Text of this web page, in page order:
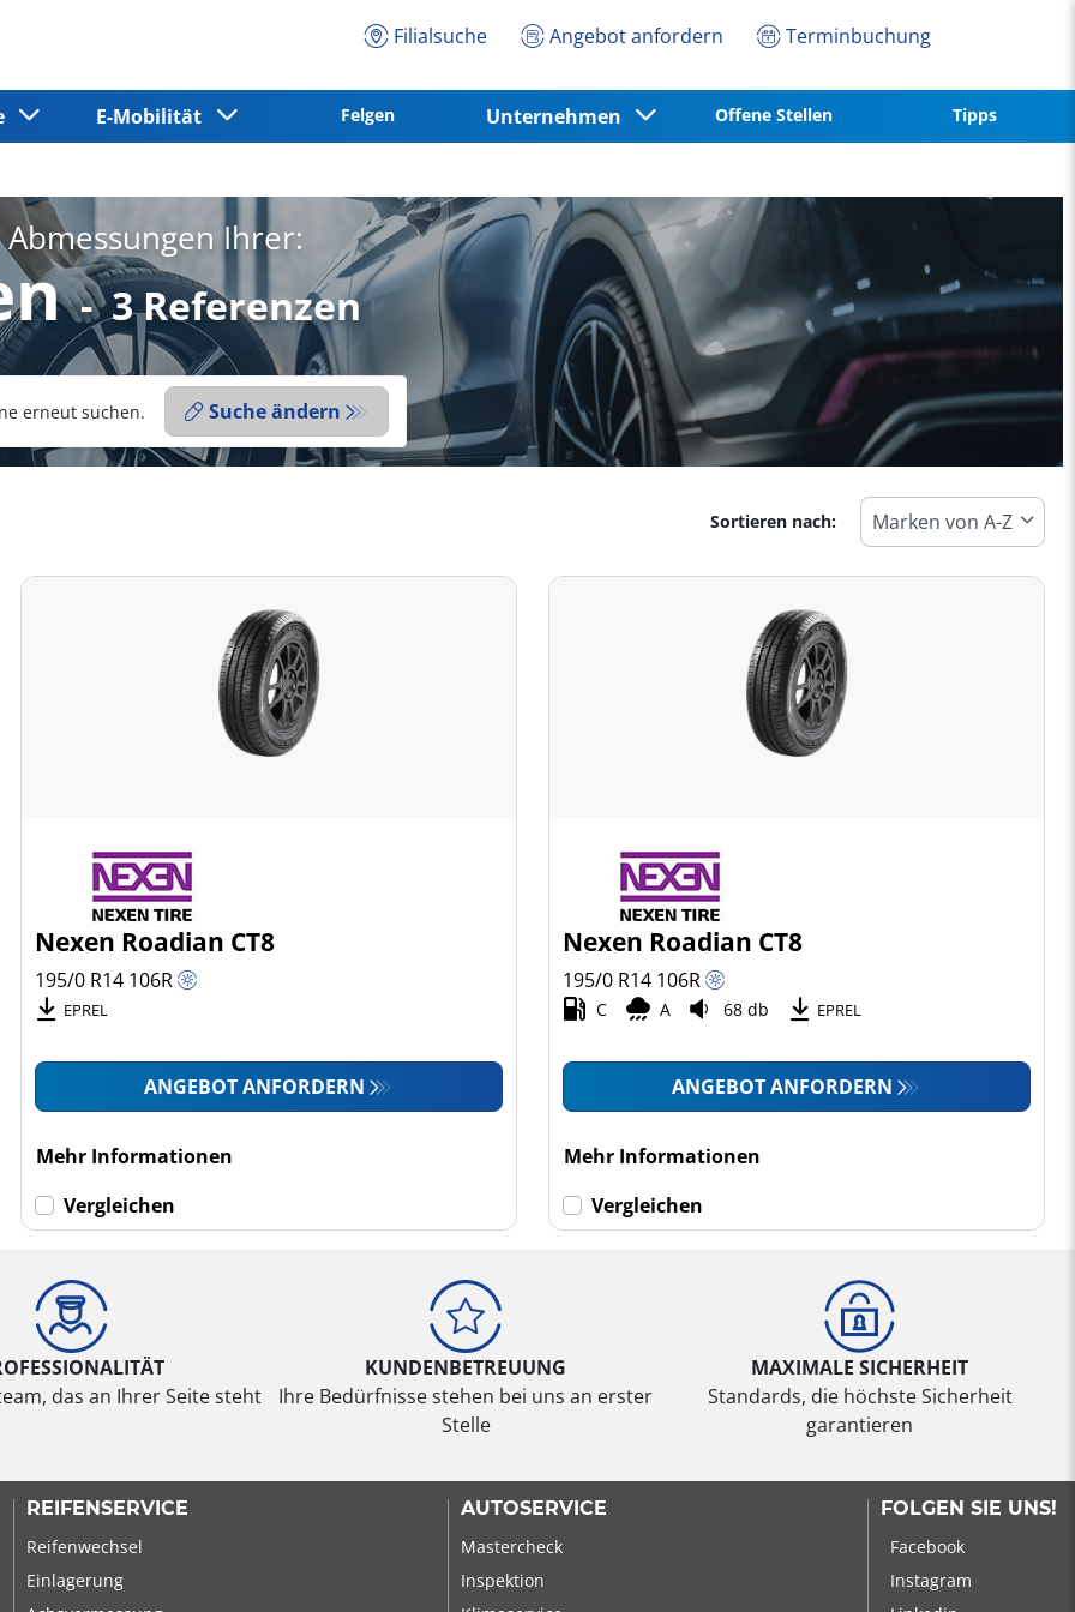
Filialsuche Angebot anfordern Terminbuchung
E-Mobilität Felgen Unternehmen Offene Stellen Tipps
Ihrer:
- 3 Referenzen
erneut suchen. Suche ändern
Sortieren nach:
Nexen Roadian CT8
195/0 R14 106R
EPREL
ANGEBOT ANFORDERN
Mehr Informationen
Vergleichen
Nexen Roadian CT8
195/0 R14 106R
C A 68 db EPREL
ANGEBOT ANFORDERN
Mehr Informationen
Vergleichen
das an Ihrer Seite steht
KUNDENBETREUUNG
Ihre Bedürfnisse stehen bei uns an erster
Stelle
MAXIMALE SICHERHEIT
Standards, die höchste Sicherheit
garantieren
REIFENSERVICE
Reifenwechsel
Einlagerung
AUTOSERVICE
Mastercheck
Inspektion
FOLGEN SIE UNS!
Facebook
Instagram